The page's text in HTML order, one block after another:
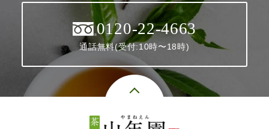
0120-22-4663
通話無料(受付:10時〜18時)